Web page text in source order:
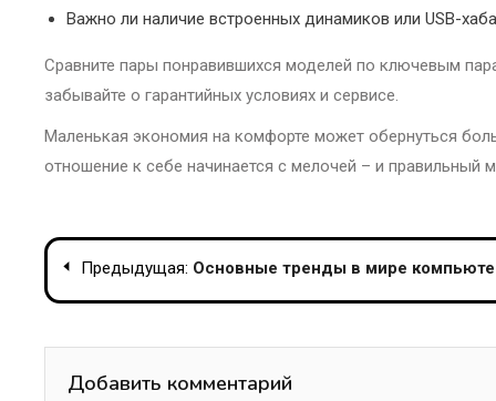
Важно ли наличие встроенных динамиков или USB-
Сравните пары понравившихся моделей по ключевым
забывайте о гарантийных условиях и сервисе.
Маленькая экономия на комфорте может обернуться
отношение к себе начинается с мелочей – и правильный
Навигация
по
записям
Предыдущая: Основные тренды в мире
Добавить комментарий